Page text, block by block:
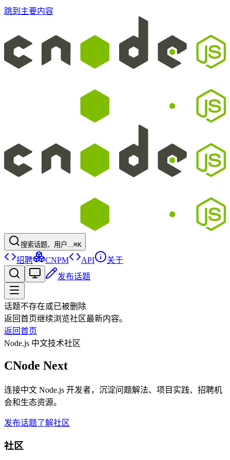
跳到主要内容
搜索话题、用户...⌘K
招聘 CNPM API
关于
发布话题
话题不存在或已被删除
返回首页继续浏览社区最新内容。
返回首页
Node.js 中文技术社区
CNode Next
连接中文 Node.js 开发者，沉淀问题解法、项目实践、招聘机
会和生态资源。
发布话题了解社区
社区